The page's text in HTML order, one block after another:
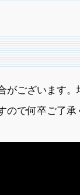
ございます
で何卒ご了承